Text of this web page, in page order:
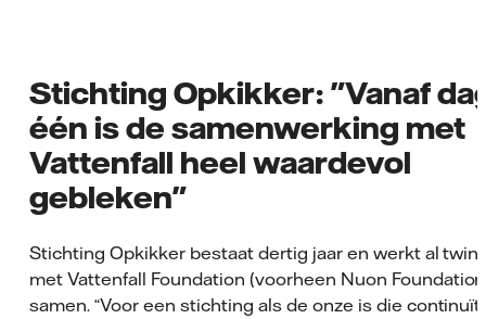
Stichting Opkikker: "Vanaf
één is de samenwerking met
Vattenfall heel waardevol
gebleken"
Stichting Opkikker bestaat dertig jaar en werkt al
met Vattenfall Foundation (voorheen Nuon
samen. “Voor een stichting als de onze is die